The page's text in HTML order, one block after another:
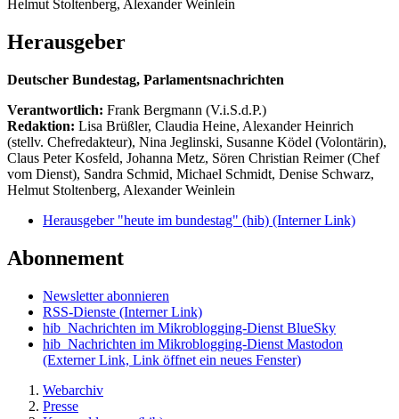
Helmut Stoltenberg, Alexander Weinlein
Herausgeber
Deutscher Bundestag, Parlamentsnachrichten
Verantwortlich: Frank Bergmann (V.i.S.d.P.)
Redaktion: Lisa Brüßler, Claudia Heine, Alexander Heinrich
(stellv. Chefredakteur), Nina Jeglinski, Susanne Ködel (Volontärin),
Claus Peter Kosfeld, Johanna Metz, Sören Christian Reimer (Chef
vom Dienst), Sandra Schmid, Michael Schmidt, Denise Schwarz,
Helmut Stoltenberg, Alexander Weinlein
Herausgeber "heute im bundestag" (hib) (Interner Link)
Abonnement
Newsletter abonnieren
RSS-Dienste (Interner Link)
hib_Nachrichten im Mikroblogging-Dienst BlueSky
hib_Nachrichten im Mikroblogging-Dienst Mastodon
(Externer Link, Link öffnet ein neues Fenster)
Webarchiv
Presse